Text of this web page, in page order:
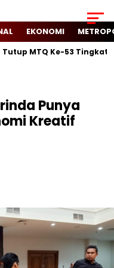
EKONOMI
MTQ Ke-53 Tingkat
Punya
Kreatif